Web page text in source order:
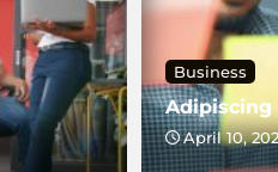
Business
Adipiscing
April 10,